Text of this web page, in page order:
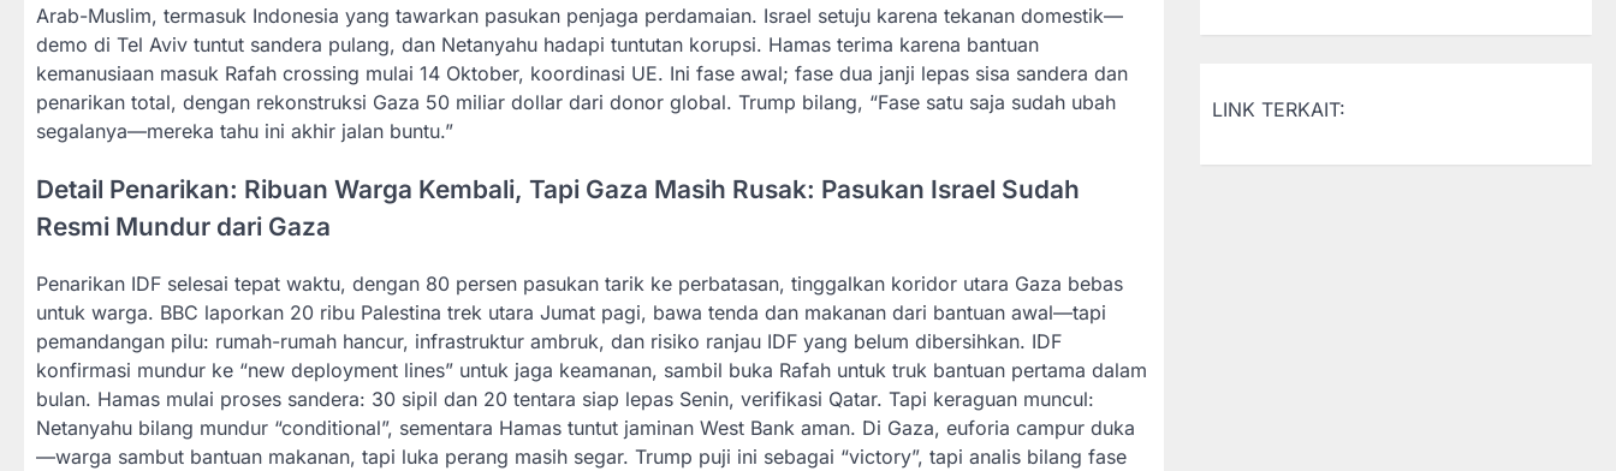
Arab-Muslim, termasuk Indonesia yang tawarkan pasukan penjaga perdamaian. Israel setuju karena tekanan domestik—
demo di Tel Aviv tuntut sandera pulang, dan Netanyahu hadapi tuntutan korupsi. Hamas terima karena bantuan
kemanusiaan masuk Rafah crossing mulai 14 Oktober, koordinasi UE. Ini fase awal; fase dua janji lepas sisa sandera dan
penarikan total, dengan rekonstruksi Gaza 50 miliar dollar dari donor global. Trump bilang, “Fase satu saja sudah ubah
segalanya—mereka tahu ini akhir jalan buntu.”
Detail Penarikan: Ribuan Warga Kembali, Tapi Gaza Masih Rusak: Pasukan Israel Sudah
Resmi Mundur dari Gaza
Penarikan IDF selesai tepat waktu, dengan 80 persen pasukan tarik ke perbatasan, tinggalkan koridor utara Gaza bebas
untuk warga. BBC laporkan 20 ribu Palestina trek utara Jumat pagi, bawa tenda dan makanan dari bantuan awal—tapi
pemandangan pilu: rumah-rumah hancur, infrastruktur ambruk, dan risiko ranjau IDF yang belum dibersihkan. IDF
konfirmasi mundur ke “new deployment lines” untuk jaga keamanan, sambil buka Rafah untuk truk bantuan pertama dalam
bulan. Hamas mulai proses sandera: 30 sipil dan 20 tentara siap lepas Senin, verifikasi Qatar. Tapi keraguan muncul:
Netanyahu bilang mundur “conditional”, sementara Hamas tuntut jaminan West Bank aman. Di Gaza, euforia campur duka
—warga sambut bantuan makanan, tapi luka perang masih segar. Trump puji ini sebagai “victory”, tapi analis bilang fase
LINK TERKAIT: